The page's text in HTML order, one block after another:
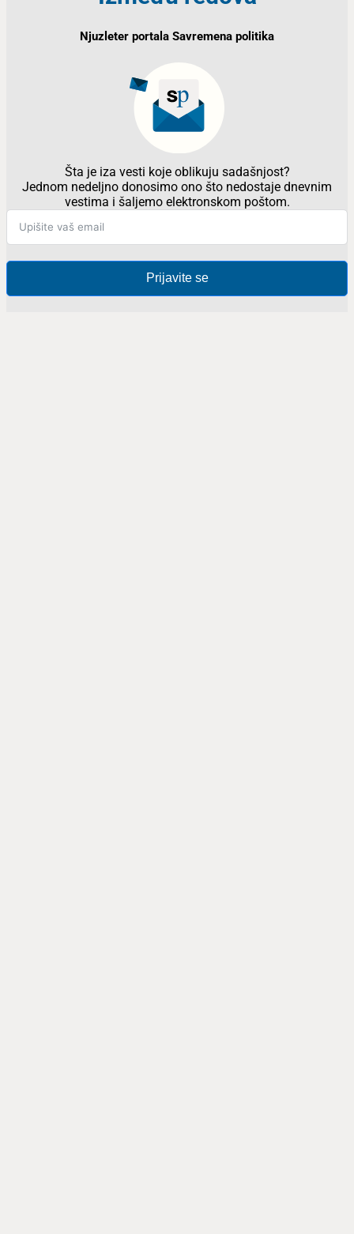
Njuzleter portala Savremena politika
Šta je iza vesti koje oblikuju sadašnjost?
Jednom nedeljno donosimo ono što nedostaje dnevnim
vestima i šaljemo elektronskom poštom.
Prijavite se